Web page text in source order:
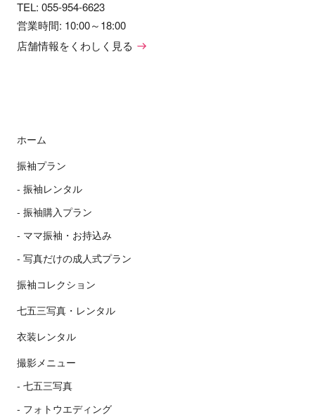
TEL: 055-954-6623
営業時間: 10:00～18:00
店舗情報をくわしく見る
ホーム
振袖プラン
振袖レンタル
振袖購入プラン
ママ振袖・お持込み
写真だけの成人式プラン
振袖コレクション
七五三写真・レンタル
衣装レンタル
撮影メニュー
七五三写真
フォトウエディング